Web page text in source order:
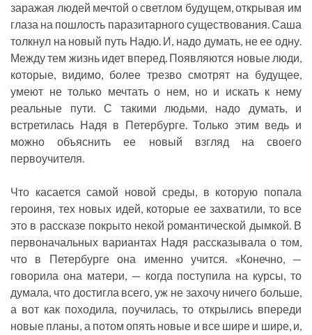
заражая людей мечтой о светлом будущем, открывая им
глаза на пошлость паразитарного существования. Саша
толкнул на новый путь Надю. И, надо думать, не ее одну.
Между тем жизнь идет вперед. Появляются новые люди,
которые, видимо, более трезво смотрят на будущее,
умеют не только мечтать о нем, но и искать к нему
реальные пути. С такими людьми, надо думать, и
встретилась Надя в Петербурге. Только этим ведь и
можно объяснить ее новый взгляд на своего
первоучителя.
Что касается самой новой среды, в которую попала
героиня, тех новых идей, которые ее захватили, то все
это в рассказе покрыто некой романтической дымкой. В
первоначальных вариантах Надя рассказывала о том,
что в Петербурге она именно учится. «Конечно, —
говорила она матери, — когда поступила на курсы, то
думала, что достигла всего, уж не захочу ничего больше,
а вот как походила, поучилась, то открылись впереди
новые планы, а потом опять новые и все шире и шире, и,